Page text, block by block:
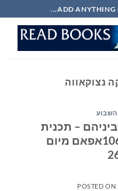
ADD ANYTHING
נצוקאווה
השבוע
– תכנית
ראיונות ברדיו קסם 106אפאם מיום
POSTED ON